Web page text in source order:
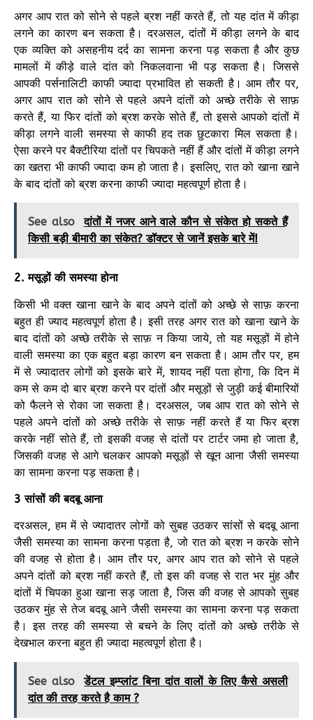
अगर आप रात को सोने से पहले ब्रश नहीं करते हैं, तो यह दांत में कीड़ा
लगने का कारण बन सकता है। दरअसल, दांतों में कीड़ा लगने के बाद
एक व्यक्ति को असहनीय दर्द का सामना करना पड़ सकता है और कुछ
मामलों में कीड़े वाले दांत को निकलवाना भी पड़ सकता है। जिससे
आपकी पर्सनालिटी काफी ज्यादा प्रभावित हो सकती है। आम तौर पर,
अगर आप रात को सोने से पहले अपने दांतों को अच्छे तरीके से साफ़
करते हैं, या फिर दांतों को ब्रश करके सोते हैं, तो इससे आपको दांतों में
कीड़ा लगने वाली समस्या से काफी हद तक छुटकारा मिल सकता है।
ऐसा करने पर बैक्टीरिया दांतों पर चिपकते नहीं हैं और दांतों में कीड़ा लगने
का खतरा भी काफी ज्यादा कम हो जाता है। इसलिए, रात को खाना खाने
के बाद दांतों को ब्रश करना काफी ज्यादा महत्वपूर्ण होता है।
See also
दांतों में नजर आने वाले कौन से संकेत हो सकते हैं
किसी बड़ी बीमारी का संकेत? डॉक्टर से जानें इसके बारे में!
2. मसूड़ों की समस्या होना
किसी भी वक्त खाना खाने के बाद अपने दांतों को अच्छे से साफ़ करना
बहुत ही ज्याद महत्वपूर्ण होता है। इसी तरह अगर रात को खाना खाने के
बाद दांतों को अच्छे तरीके से साफ़ न किया जाये, तो यह मसूड़ों में होने
वाली समस्या का एक बहुत बड़ा कारण बन सकता है। आम तौर पर, हम
में से ज्यादातर लोगों को इसके बारे में, शायद नहीं पता होगा, कि दिन में
कम से कम दो बार ब्रश करने पर दांतों और मसूड़ों से जुड़ी कई बीमारियों
को फैलने से रोका जा सकता है। दरअसल, जब आप रात को सोने से
पहले अपने दांतों को अच्छे तरीके से साफ़ नहीं करते हैं या फिर ब्रश
करके नहीं सोते हैं, तो इसकी वजह से दांतों पर टार्टर जमा हो जाता है,
जिसकी वजह से आगे चलकर आपको मसूड़ों से खून आना जैसी समस्या
का सामना करना पड़ सकता है।
3 सांसों की बदबू आना
दरअसल, हम में से ज्यादातर लोगों को सुबह उठकर सांसों से बदबू आना
जैसी समस्या का सामना करना पड़ता है, जो रात को ब्रश न करके सोने
की वजह से होता है। आम तौर पर, अगर आप रात को सोने से पहले
अपने दांतों को ब्रश नहीं करते हैं, तो इस की वजह से रात भर मुंह और
दांतों में चिपका हुआ खाना सड़ जाता है, जिस की वजह से आपको सुबह
उठकर मुंह से तेज बदबू आने जैसी समस्या का सामना करना पड़ सकता
है। इस तरह की समस्या से बचने के लिए दांतों को अच्छे तरीके से
देखभाल करना बहुत ही ज्यादा महत्वपूर्ण होता है।
See also
डेंटल इम्प्लांट बिना दांत वालों के लिए कैसे असली
दांत की तरह करते है काम ?